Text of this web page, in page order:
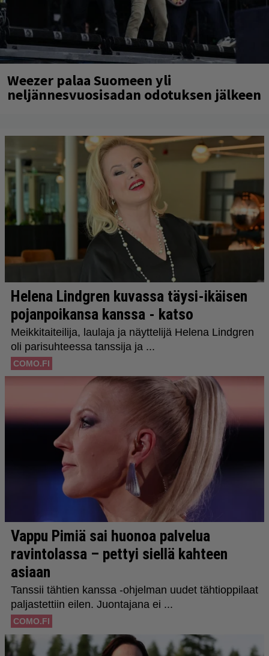
Weezer palaa Suomeen yli
neljännesvuosisadan odotuksen jälkeen